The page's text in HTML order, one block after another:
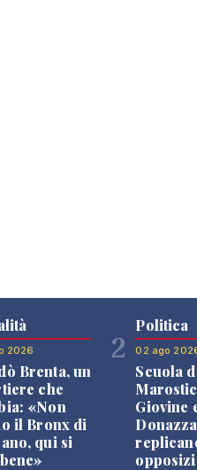
2026
Brenta, un
che
«Non
il Bronx di
qui si
2
Politica
02 ago
Scuola
Giovine